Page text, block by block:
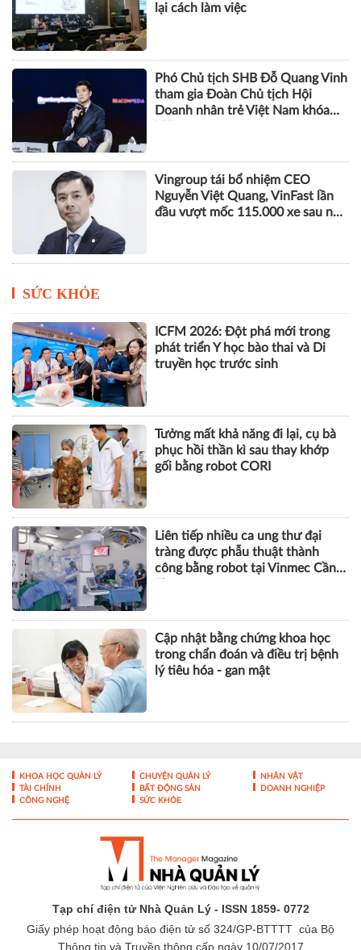
lại cách làm việc
Phó Chủ tịch SHB Đỗ Quang Vinh
tham gia Đoàn Chủ tịch Hội
Doanh nhân trẻ Việt Nam khóa
Vingroup tái bổ nhiệm CEO
Nguyễn Việt Quang, VinFast lần
đầu vượt mốc 115.000 xe sau nửa
SỨC KHỎE
ICFM 2026: Đột phá mới trong
phát triển Y học bào thai và Di
truyền học trước sinh
Tưởng mất khả năng đi lại, cụ bà
phục hồi thần kì sau thay khớp
gối bằng robot CORI
Liên tiếp nhiều ca ung thư đại
tràng được phẫu thuật thành
công bằng robot tại Vinmec Cần
Cập nhật bằng chứng khoa học
trong chẩn đoán và điều trị bệnh
lý tiêu hóa - gan mật
KHOA HỌC QUẢN LÝ CHUYỆN QUẢN LÝ
NHÂN VẬT
TÀI CHÍNH
BẤT ĐỘNG SẢN
DOANH NGHIỆP
CÔNG NGHỆ
SỨC KHỎE
Tạp chí điện tử Nhà Quản Lý - ISSN 1859- 0772
Giấy phép hoạt động báo điện tử số 324/GP-BTTTT của Bộ
Thông tin và Truyền thông cấp ngày 10/07/2017